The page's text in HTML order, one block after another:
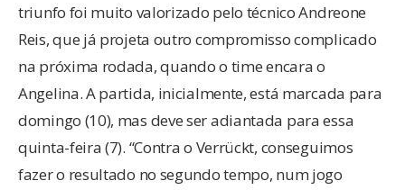
triunfo foi muito valorizado pelo técnico Andreone
Reis, que já projeta outro compromisso complicado
na próxima rodada, quando o time encara o
Angelina. A partida, inicialmente, está marcada para
domingo (10), mas deve ser adiantada para essa
quinta-feira (7). “Contra o Verrückt, conseguimos
fazer o resultado no segundo tempo, num jogo